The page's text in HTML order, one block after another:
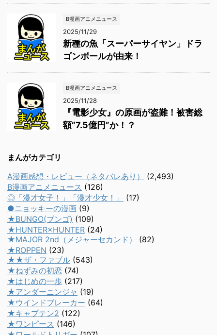
B漫画アニメニュース
2025/11/29
新種の魚「スーパーサイヤン」ドラ
ゴンボールが由来！
B漫画アニメニュース
2025/11/28
『電影少女』の原画が盗難！被害総
額“7.5億円”か！？
まんがカテゴリ
A漫画感想・レビュー（ネタバレあり）
(2,493)
B漫画アニメニュース (126)
◎「漫才女子！」「漫才少女！」
(17)
●ニョッキーの漫画 (9)
★BUNGO(ブンゴ) (109)
★HUNTER×HUNTER (24)
★MAJOR 2nd（メジャーセカンド）
(82)
★ROPPEN (23)
★★ザ・ファブル (543)
★ねずみの初恋 (74)
★はじめの一歩 (217)
★アンダーニンジャ (19)
★ウインドブレーカー (64)
★キャプテン2 (122)
★ワンピース (146)